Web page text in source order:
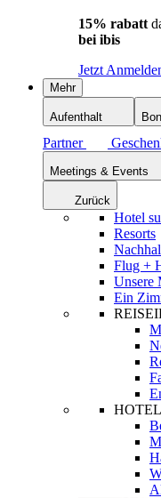
15% rabatt
bei ibis
Jetzt
Mehr
Aufenthalt
Partner
Meetings & Events
Zurück
Hotel
Resorts
Flug +
Unsere
Ein